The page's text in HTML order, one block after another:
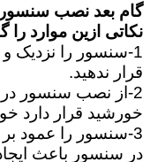
گام بعد نصب
نکاتی ازین موارد را
1-سنسور را نزدیک
قرار ندهید.
2-از نصب سنسور
خورشید قرار دارد
3-سنسور را عمود بر
در سنسور باعث